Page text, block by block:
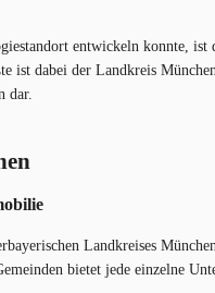
entwickeln konnte,
ist dabei der Landkreis
dar.
Landkreises
bietet jede einzelne